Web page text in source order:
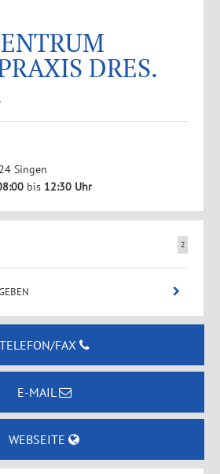
DRES.
Singen
bis 12:30 Uhr
2
TELEFON/FAX
E-MAIL
WEBSEITE